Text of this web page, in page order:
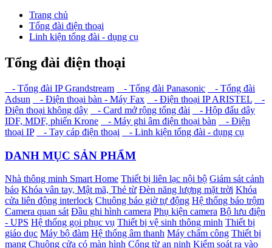
Trang chủ
Tổng đài điện thoại
Linh kiện tổng đài - dụng cụ
Tổng đài điện thoại
- Tổng đài IP Grandstream - Tổng đài Panasonic
- Tổng đài
Adsun
- Điện thoại bàn - Máy Fax - Điện thoại IP ARISTEL
-
Điện thoại không dây
- Card mở rộng tổng đài
- Hộp đấu dây
IDF, MDF, phiến Krone
- Máy ghi âm điện thoại bàn
- Điện
thoại IP
- Tay cáp điện thoại - Linh kiện tổng đài - dụng cụ
DANH MỤC SẢN PHẨM
Nhà thông minh Smart Home Thiết bị liên lạc nội bộ Giám sát cảnh
báo Khóa vân tay, Mật mã, Thẻ từ Đèn năng lượng mặt trời Khóa
cửa liên động interlock Chuông báo giờ tự động Hệ thống báo trộm
Camera quan sát Đầu ghi hình camera Phụ kiện camera Bộ lưu điện
- UPS Hệ thống gọi phục vụ Thiết bị vệ sinh thông minh Thiết bị
giáo dục Máy bộ đàm Hệ thống âm thanh Máy chấm công Thiết bị
mạng Chuông cửa có màn hình Cổng từ an ninh Kiểm soát ra vào